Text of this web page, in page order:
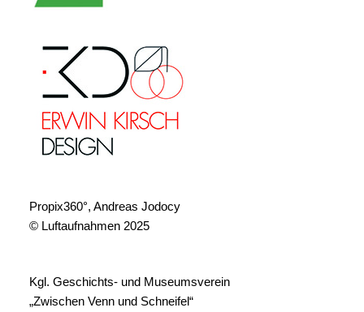
Propix360°, Andreas Jodocy
© Luftaufnahmen 2025
Kgl. Geschichts- und Museumsverein
„Zwischen Venn und Schneifel“